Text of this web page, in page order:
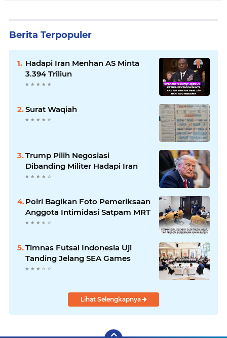
Berita Terpopuler
Hadapi Iran Menhan AS Minta
3.394 Triliun
Surat Waqiah
Trump Pilih Negosiasi
Dibanding Militer Hadapi Iran
Polri Bagikan Foto Pemeriksaan
Anggota Intimidasi Satpam MRT
Timnas Futsal Indonesia Uji
Tanding Jelang SEA Games
Lihat Selengkapnya